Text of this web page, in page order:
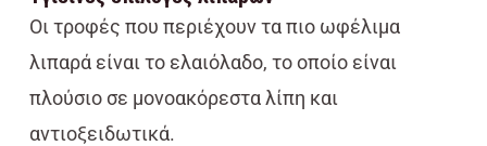
Οι τροφές που περιέχουν τα πιο ωφέλιμα
λιπαρά είναι το ελαιόλαδο, το οποίο είναι
πλούσιο σε μονοακόρεστα λίπη και
αντιοξειδωτικά.